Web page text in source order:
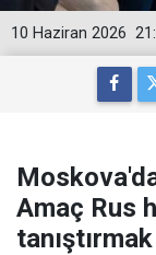
10 Haziran 2026
Amaç Rus
tanıştırmak